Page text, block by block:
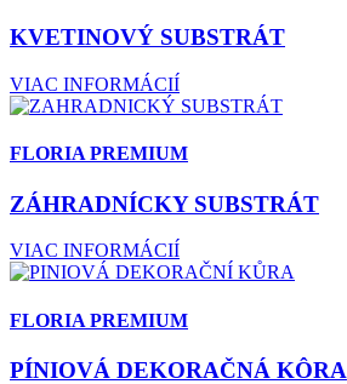
KVETINOVÝ SUBSTRÁT
VIAC INFORMÁCIÍ
FLORIA PREMIUM
ZÁHRADNÍCKY SUBSTRÁT
VIAC INFORMÁCIÍ
FLORIA PREMIUM
PÍNIOVÁ DEKORAČNÁ KÔRA